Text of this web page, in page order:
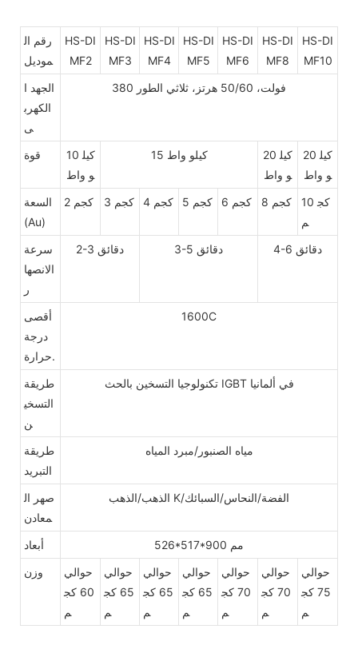
رقم ال
موديل
HS-DI
MF2
HS-DI
MF3
HS-DI
MF4
HS-DI
MF5
HS-DI
MF6
HS-DI
MF8
HS-DI
MF10
الجهد ا
الكهرب
ى
380 فولت، 50/60 هرتز، ثلاثي الطور
قوة
10 كيل
و واط
15 كيلو واط
20 كيل
و واط
20 كيل
و واط
السعة
(Au)
2 كجم 3 كجم 4 كجم 5 كجم 6 كجم 8 كجم
10 كج
م
سرعة
الانصها
ر
2-3 دقائق 3-5 دقائق 4-6 دقائق
أقصى
درجة
حرارة.
1600C
طريقة
التسخي
ن
تكنولوجيا التسخين بالحث IGBT في ألمانيا
طريقة
التبريد
مياه الصنبور/مبرد المياه
صهر ال
معادن
الذهب/الذهب K/الفضة/النحاس/السبائك
أبعاد
526*517*900 مم
وزن
حوالي
60 كج
م
حوالي
65 كج
م
حوالي
65 كج
م
حوالي
65 كج
م
حوالي
70 كج
م
حوالي
70 كج
م
حوالي
75 كج
م